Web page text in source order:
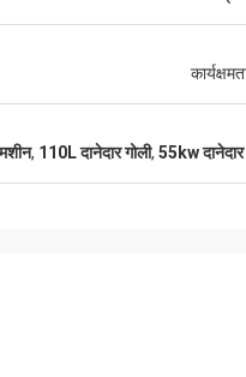
, 110L दानेदार गोली, 55kw दानेदार